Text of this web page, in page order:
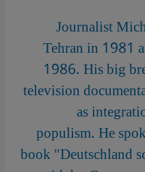
Journalist
Tehran in 1981
1986. His big
television
as
populism. He
book "Deutschland